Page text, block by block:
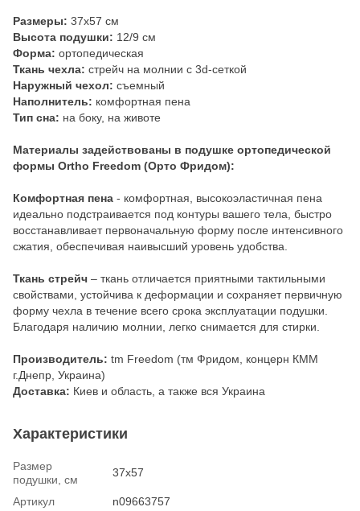
Размеры: 37х57 см
Высота подушки: 12/9 см
Форма: ортопедическая
Ткань чехла: стрейч на молнии с 3d-сеткой
Наружный чехол: съемный
Наполнитель: комфортная пена
Тип сна: на боку, на животе
Материалы задействованы в подушке ортопедической
формы Ortho Freedom (Орто Фридом):
Комфортная пена - комфортная, высокоэластичная пена
идеально подстраивается под контуры вашего тела, быстро
восстанавливает первоначальную форму после интенсивного
сжатия, обеспечивая наивысший уровень удобства.
Ткань стрейч – ткань отличается приятными тактильными
свойствами, устойчива к деформации и сохраняет первичную
форму чехла в течение всего срока эксплуатации подушки.
Благодаря наличию молнии, легко снимается для стирки.
Производитель: tm Freedom (тм Фридом, концерн КММ
г.Днепр, Украина)
Доставка: Киев и область, а также вся Украина
Характеристики
Размер
подушки, см
37х57
Артикул n09663757